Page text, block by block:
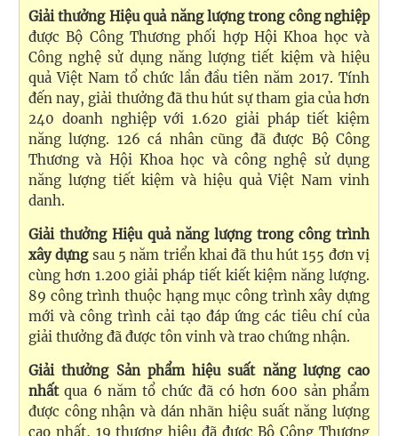
Giải thưởng Hiệu quả năng lượng trong công nghiệp
được Bộ Công Thương phối hợp Hội Khoa học và
Công nghệ sử dụng năng lượng tiết kiệm và hiệu
quả Việt Nam tổ chức lần đầu tiên năm 2017. Tính
đến nay, giải thưởng đã thu hút sự tham gia của hơn
240 doanh nghiệp với 1.620 giải pháp tiết kiệm
năng lượng. 126 cá nhân cũng đã được Bộ Công
Thương và Hội Khoa học và công nghệ sử dụng
năng lượng tiết kiệm và hiệu quả Việt Nam vinh
danh.
Giải thưởng Hiệu quả năng lượng trong công trình
xây dựngsau 5 năm triển khai đã thu hút 155 đơn vị
cùng hơn 1.200 giải pháp tiết kiết kiệm năng lượng.
89 công trình thuộc hạng mục công trình xây dựng
mới và công trình cải tạo đáp ứng các tiêu chí của
giải thưởng đã được tôn vinh và trao chứng nhận.
Giải thưởng Sản phẩm hiệu suất năng lượng cao
nhấtqua 6 năm tổ chức đã có hơn 600 sản phẩm
được công nhận và dán nhãn hiệu suất năng lượng
cao nhất, 19 thương hiệu đã được Bộ Công Thương